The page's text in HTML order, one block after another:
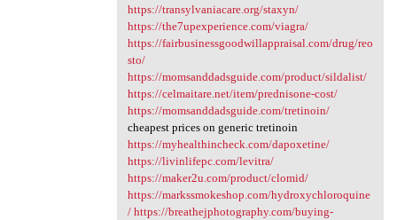
https://transylvaniacare.org/staxyn/
https://the7upexperience.com/viagra/
https://fairbusinessgoodwillappraisal.com/drug/reo
sto/
https://momsanddadsguide.com/product/sildalist/
https://celmaitare.net/item/prednisone-cost/
https://momsanddadsguide.com/tretinoin/
cheapest prices on generic tretinoin
https://myhealthincheck.com/dapoxetine/
https://livinlifepc.com/levitra/
https://maker2u.com/product/clomid/
https://markssmokeshop.com/hydroxychloroquine
/ https://breathejphotography.com/buying-